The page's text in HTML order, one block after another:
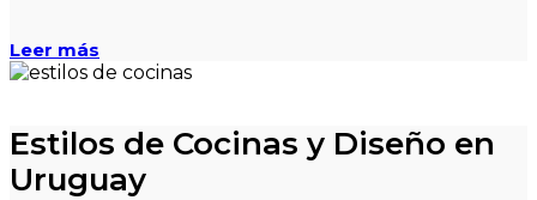
Leer más
Estilos de Cocinas y Diseño en
Uruguay